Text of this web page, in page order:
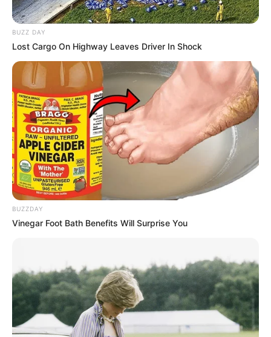
BUZZ DAY
Lost Cargo On Highway Leaves Driver In Shock
BUZZDAY
Vinegar Foot Bath Benefits Will Surprise You